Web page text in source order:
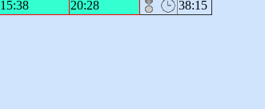
15:38 20:28 38:15